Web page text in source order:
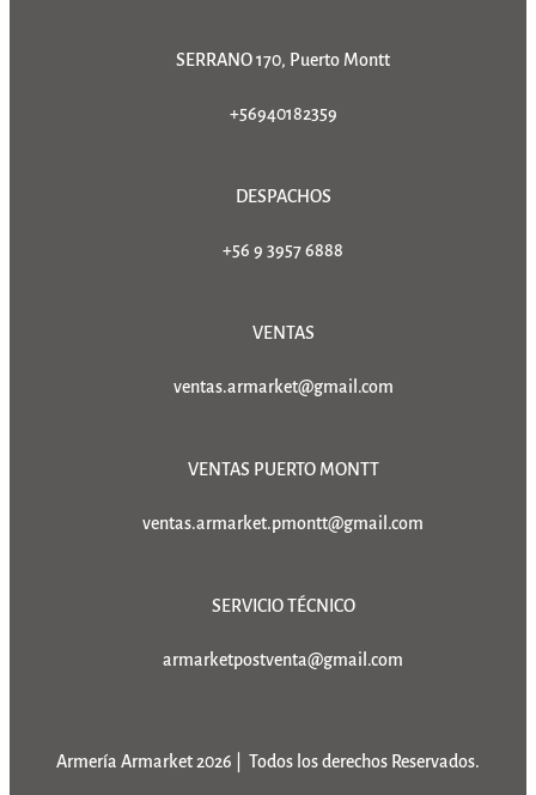
SERRANO 170, Puerto Montt
+56940182359
DESPACHOS
+56 9 3957 6888
VENTAS
ventas.armarket@gmail.com
VENTAS PUERTO MONTT
ventas.armarket.pmontt@gmail.com
SERVICIO TÉCNICO
armarketpostventa@gmail.com
Armería Armarket 2026 | Todos los derechos Reservados.